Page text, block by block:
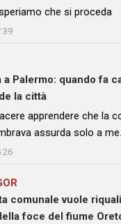
che si proceda
a Palermo: quando fa
la città
apprendere che la
assurda solo a me.
comunale vuole
foce del fiume